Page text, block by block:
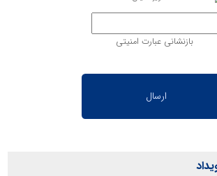
بازنشانی عبارت امنیتی